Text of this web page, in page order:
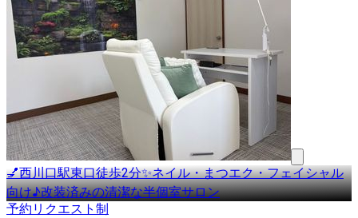
💅西川口駅東口徒歩2分✨ネイル・まつエク・フェイシャル
向け♪改装済みの清潔な半個室サロン
予約リクエスト制